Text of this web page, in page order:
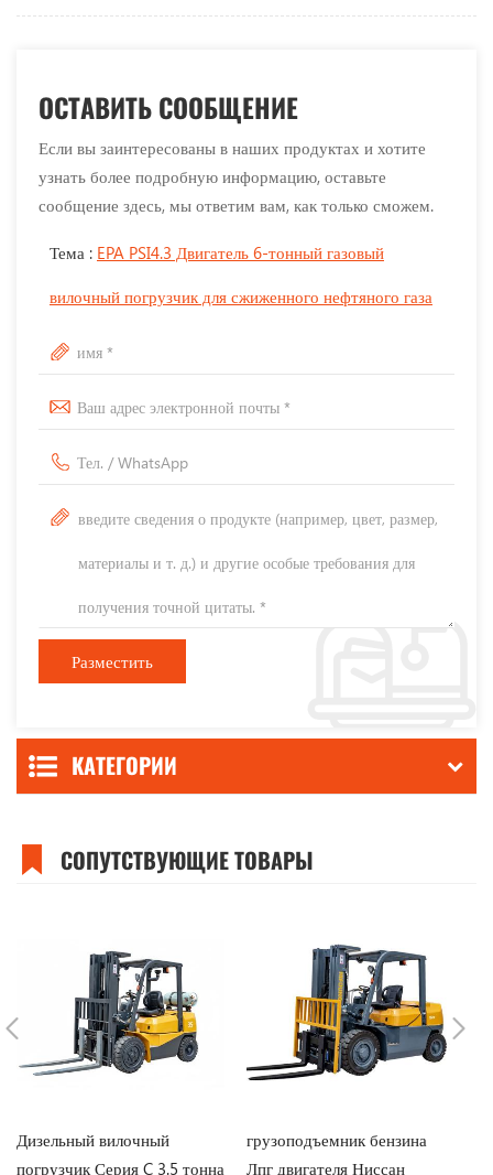
ОСТАВИТЬ СООБЩЕНИЕ
Если вы заинтересованы в наших продуктах и хотите
узнать более подробную информацию, оставьте
сообщение здесь, мы ответим вам, как только сможем.
Тема : EPA PSI4.3 Двигатель 6-тонный газовый
вилочный погрузчик для сжиженного нефтяного газа
КАТЕГОРИИ
СОПУТСТВУЮЩИЕ ТОВАРЫ
Дизельный вилочный
погрузчик Серия C 3.5 тонна
грузоподъемник бензина
Лпг двигателя Ниссан